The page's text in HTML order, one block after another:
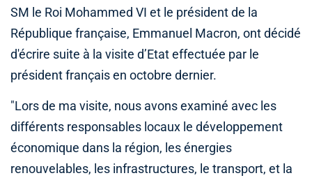
SM le Roi Mohammed VI et le président de la
République française, Emmanuel Macron, ont décidé
d'écrire suite à la visite d’Etat effectuée par le
président français en octobre dernier.
"Lors de ma visite, nous avons examiné avec les
différents responsables locaux le développement
économique dans la région, les énergies
renouvelables, les infrastructures, le transport, et la